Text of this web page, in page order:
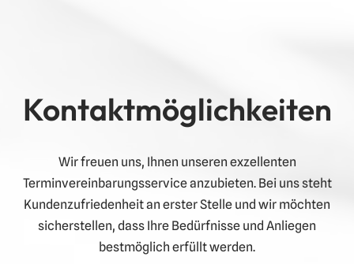
Kontaktmöglichkeiten
Wir freuen uns, Ihnen unseren exzellenten
Terminvereinbarungsservice anzubieten. Bei uns steht
Kundenzufriedenheit an erster Stelle und wir möchten
sicherstellen, dass Ihre Bedürfnisse und Anliegen
bestmöglich erfüllt werden.